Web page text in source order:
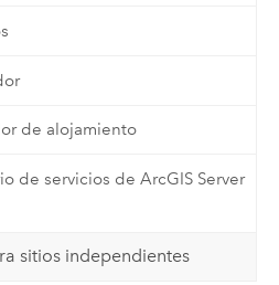
de alojamiento
de servicios de ArcGIS Server
sitios independientes